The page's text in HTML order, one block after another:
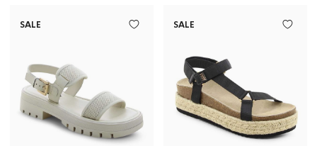
SALE
SALE